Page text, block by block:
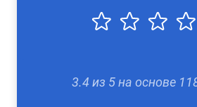
3.4 из 5на основе